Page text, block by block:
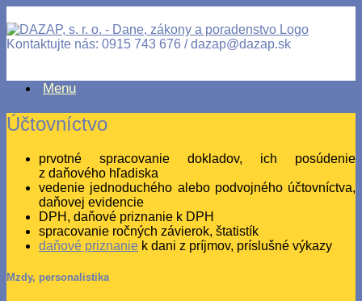
Kontaktujte nás: 0915 743 676 / dazap@dazap.sk
Menu
Účtovníctvo
prvotné spracovanie dokladov, ich posúdenie
z daňového hľadiska
vedenie jednoduchého alebo podvojného účtovníctva,
daňovej evidencie
DPH, daňové priznanie k DPH
spracovanie ročných závierok, štatistík
daňové priznanie k dani z príjmov, príslušné výkazy
Mzdy, personalistika